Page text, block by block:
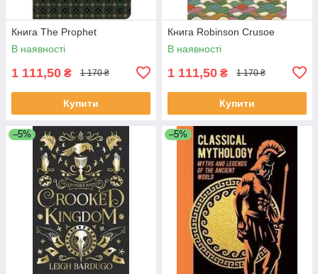
Книга The Prophet
В наявності
1 111,50 ₴ 1 170 ₴
Купити
Книга Robinson Crusoe
В наявності
1 111,50 ₴ 1 170 ₴
Купити
–5% –5%